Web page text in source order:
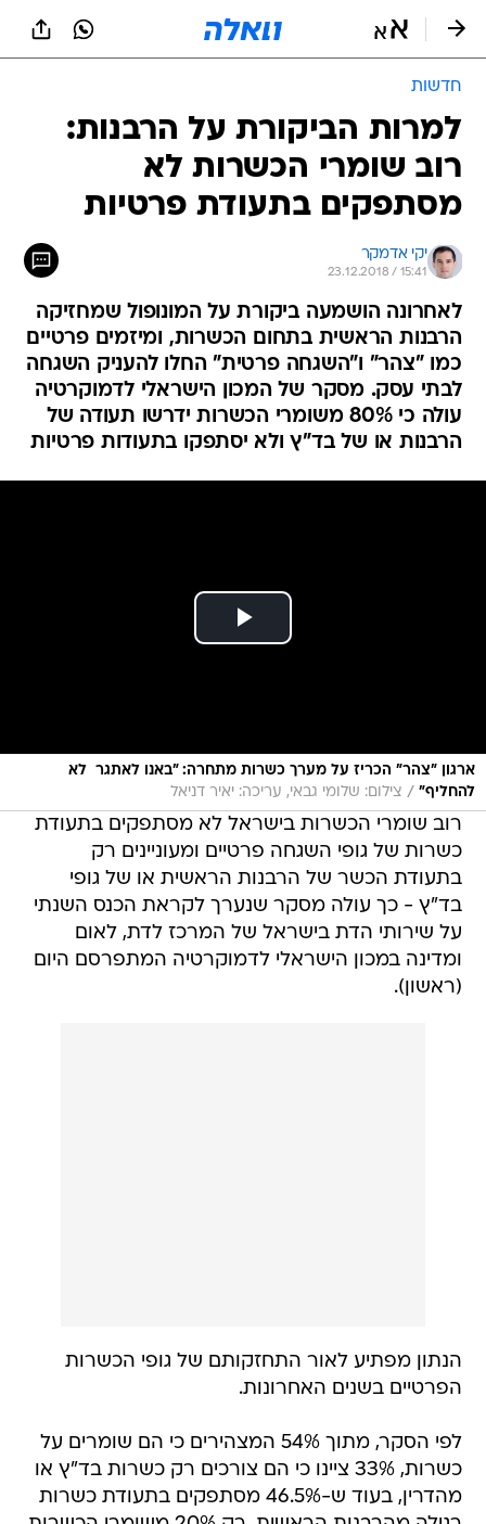
חדשות
למרות הביקורת על הרבנות:
רוב שומרי הכשרות לא
מסתפקים בתעודת פרטיות
יקי אדמקר
23.12.2018 / 15:41
לאחרונה הושמעה ביקורת על המונופול שמחזיקה
הרבנות הראשית בתחום הכשרות, ומיזמים פרטיים
כמו "צהר" ו"השגחה פרטית" החלו להעניק השגחה
לבתי עסק. מסקר של המכון הישראלי לדמוקרטיה
עולה כי 80% משומרי הכשרות ידרשו תעודה של
הרבנות או של בד"ץ ולא יסתפקו בתעודות פרטיות
ארגון "צהר" הכריז על מערך כשרות מתחרה: "באנו לאתגר  לא
להחליף" / צילום: שלומי גבאי, עריכה: יאיר דניאל
רוב שומרי הכשרות בישראל לא מסתפקים בתעודת
כשרות של גופי השגחה פרטיים ומעוניינים רק
בתעודת הכשר של הרבנות הראשית או של גופי
בד"ץ - כך עולה מסקר שנערך לקראת הכנס השנתי
על שירותי הדת בישראל של המרכז לדת, לאום
ומדינה במכון הישראלי לדמוקרטיה המתפרסם היום
(ראשון).
הנתון מפתיע לאור התחזקותם של גופי הכשרות
הפרטיים בשנים האחרונות.
לפי הסקר, מתוך 54% המצהירים כי הם שומרים על
כשרות, 33% ציינו כי הם צורכים רק כשרות בד"ץ או
מהדרין, בעוד ש-46.5% מסתפקים בתעודת כשרות